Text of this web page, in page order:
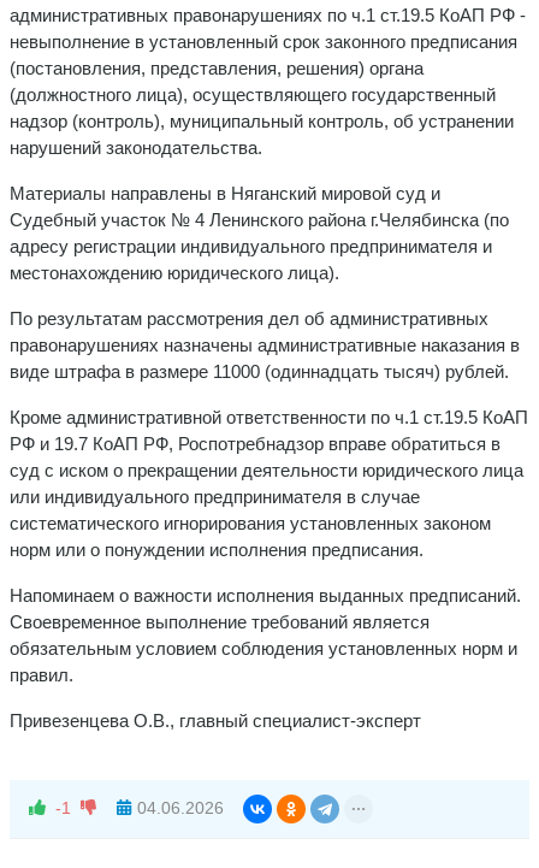
административных правонарушениях по ч.1 ст.19.5 КоАП РФ -
невыполнение в установленный срок законного предписания
(постановления, представления, решения) органа
(должностного лица), осуществляющего государственный
надзор (контроль), муниципальный контроль, об устранении
нарушений законодательства.
Материалы направлены в Няганский мировой суд и
Судебный участок № 4 Ленинского района г.Челябинска (по
адресу регистрации индивидуального предпринимателя и
местонахождению юридического лица).
По результатам рассмотрения дел об административных
правонарушениях назначены административные наказания в
виде штрафа в размере 11000 (одиннадцать тысяч) рублей.
Кроме административной ответственности по ч.1 ст.19.5 КоАП
РФ и 19.7 КоАП РФ, Роспотребнадзор вправе обратиться в
суд с иском о прекращении деятельности юридического лица
или индивидуального предпринимателя в случае
систематического игнорирования установленных законом
норм или о понуждении исполнения предписания.
Напоминаем о важности исполнения выданных предписаний.
Своевременное выполнение требований является
обязательным условием соблюдения установленных норм и
правил.
Привезенцева О.В., главный специалист-эксперт
-1 04.06.2026